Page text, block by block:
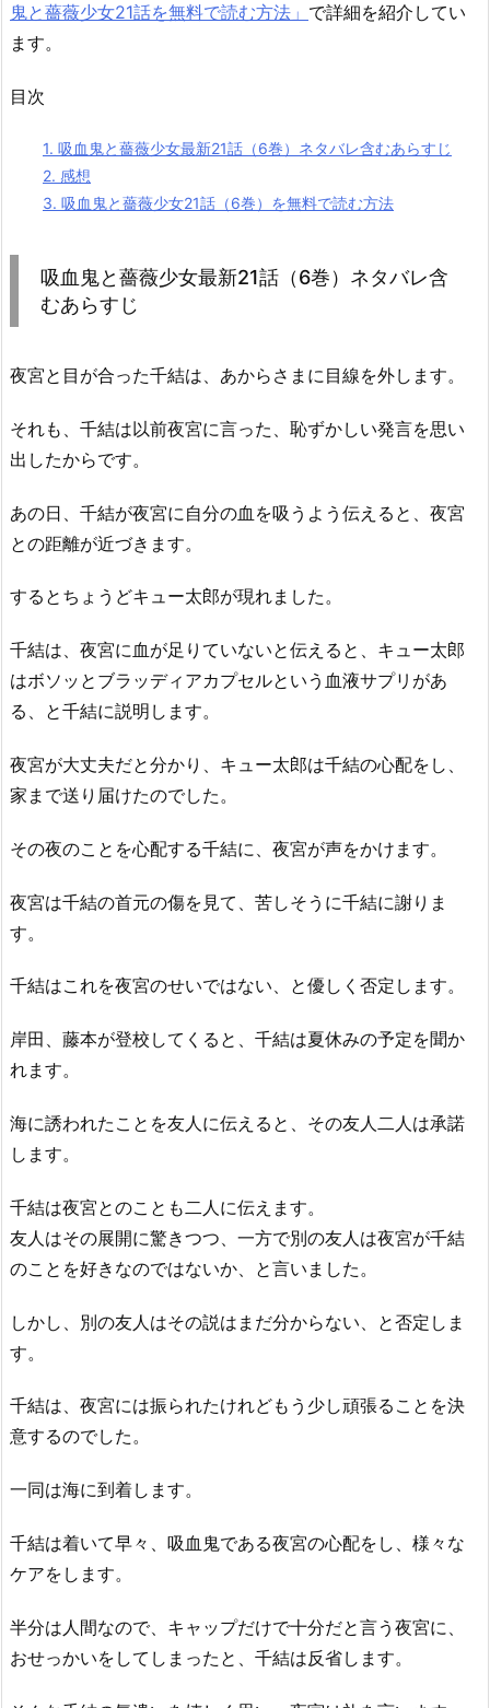
鬼と薔薇少女21話を無料で読む方法」 で詳細を紹介してい
ます。
目次
1. 吸血鬼と薔薇少女最新21話（6巻）ネタバレ含むあらすじ
2. 感想
3. 吸血鬼と薔薇少女21話（6巻）を無料で読む方法
吸血鬼と薔薇少女最新21話（6巻）ネタバレ含
むあらすじ
夜宮と目が合った千結は、あからさまに目線を外します。
それも、千結は以前夜宮に言った、恥ずかしい発言を思い
出したからです。
あの日、千結が夜宮に自分の血を吸うよう伝えると、夜宮
との距離が近づきます。
するとちょうどキュー太郎が現れました。
千結は、夜宮に血が足りていないと伝えると、キュー太郎
はボソッとブラッディアカプセルという血液サプリがあ
る、と千結に説明します。
夜宮が大丈夫だと分かり、キュー太郎は千結の心配をし、
家まで送り届けたのでした。
その夜のことを心配する千結に、夜宮が声をかけます。
夜宮は千結の首元の傷を見て、苦しそうに千結に謝りま
す。
千結はこれを夜宮のせいではない、と優しく否定します。
岸田、藤本が登校してくると、千結は夏休みの予定を聞か
れます。
海に誘われたことを友人に伝えると、その友人二人は承諾
します。
千結は夜宮とのことも二人に伝えます。
友人はその展開に驚きつつ、一方で別の友人は夜宮が千結
のことを好きなのではないか、と言いました。
しかし、別の友人はその説はまだ分からない、と否定しま
す。
千結は、夜宮には振られたけれどもう少し頑張ることを決
意するのでした。
一同は海に到着します。
千結は着いて早々、吸血鬼である夜宮の心配をし、様々な
ケアをします。
半分は人間なので、キャップだけで十分だと言う夜宮に、
おせっかいをしてしまったと、千結は反省します。